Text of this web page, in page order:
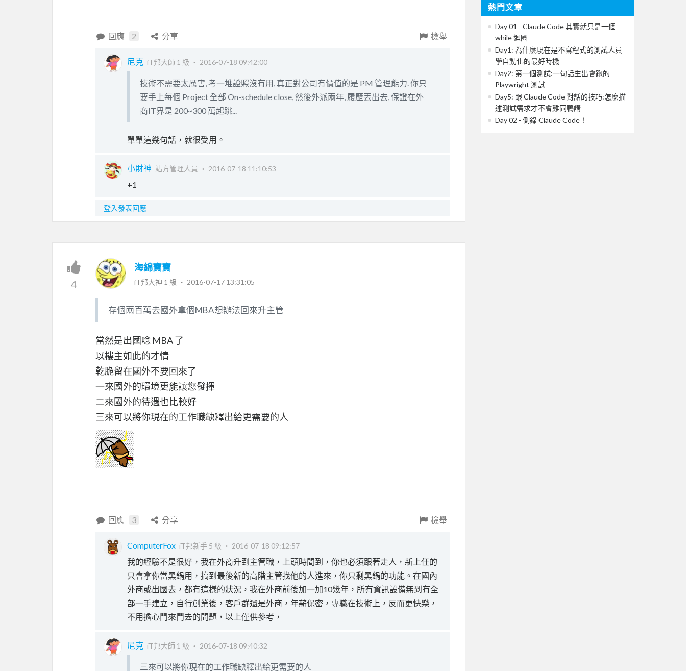
回應 2 分享 檢舉
尼克 iT邦大師 1 級 ‧ 2016-07-18 09:42:00
技術不需要太厲害, 考一堆證照沒有用, 真正對公司有價值的是 PM 管理能力. 你只
要手上每個 Project 全部 On-schedule close, 然後外派兩年, 履歷丟出去, 保證在外
商IT界是 200~300 萬起跳...
單單這幾句話，就很受用。
小財神 站方管理人員 ‧ 2016-07-18 11:10:53
+1
登入發表回應
4
海綿寶寶
iT邦大神 1 級 ‧ 2016-07-17 13:31:05
存個兩百萬去國外拿個MBA想辦法回來升主管
當然是出國唸 MBA 了
以樓主如此的才情
乾脆留在國外不要回來了
一來國外的環境更能讓您發揮
二來國外的待遇也比較好
三來可以將你現在的工作職缺釋出給更需要的人
回應 3 分享 檢舉
ComputerFox iT邦新手 5 級 ‧ 2016-07-18 09:12:57
我的經驗不是很好，我在外商升到主管職，上頭時間到，你也必須跟著走人，新上任的
只會拿你當黑鍋用，搞到最後新的高階主管找他的人進來，你只剩黑鍋的功能。在國內
外商或出國去，都有這樣的狀況，我在外商前後加一加10幾年，所有資訊設備無到有全
部一手建立，自行創業後，客戶群還是外商，年薪保密，專職在技術上，反而更快樂，
不用擔心鬥來鬥去的問題，以上僅供參考，
尼克 iT邦大師 1 級 ‧ 2016-07-18 09:40:32
三來可以將你現在的工作職缺釋出給更需要的人
熱門文章
Day 01 - Claude Code 其實就只是一個
while 迴圈
Day1: 為什麼現在是不寫程式的測試人員
學自動化的最好時機
Day2: 第一個測試:一句話生出會跑的
Playwright 測試
Day5: 跟 Claude Code 對話的技巧:怎麼描
述測試需求才不會雞同鴨講
Day 02 - 側錄 Claude Code！